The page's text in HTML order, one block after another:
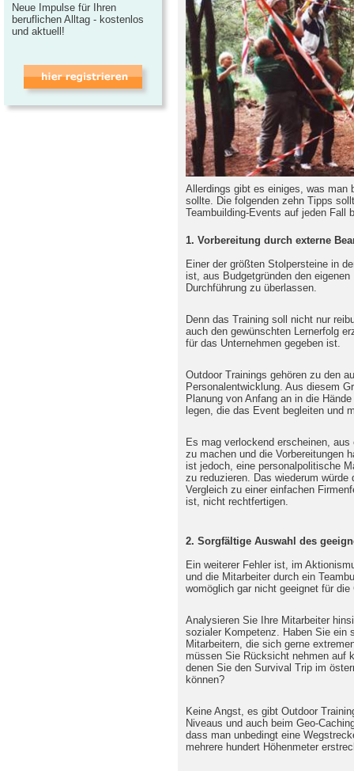
Allerdings gibt es einiges, was man
sollte. Die folgenden zehn Tipps
Teambuilding-Events auf jeden Fall
1. Vorbereitung durch externe
Einer der größten Stolpersteine in
ist, aus Budgetgründen den
Durchführung zu überlassen.
Denn das Training soll nicht nur
auch den gewünschten Lernerfolg
für das Unternehmen gegeben ist.
Outdoor Trainings gehören zu den
Personalentwicklung. Aus diesem
Planung von Anfang an in die
legen, die das Event begleiten und
Es mag verlockend erscheinen,
zu machen und die Vorbereitungen
ist jedoch, eine personalpolitische
zu reduzieren. Das wiederum
Vergleich zu einer einfachen
ist, nicht rechtfertigen.
2. Sorgfältige Auswahl des
Ein weiterer Fehler ist, im
und die Mitarbeiter durch ein
womöglich gar nicht geeignet für die
Analysieren Sie Ihre Mitarbeiter
sozialer Kompetenz. Haben Sie ein
Mitarbeitern, die sich gerne
müssen Sie Rücksicht nehmen auf
denen Sie den Survival Trip im
können?
Keine Angst, es gibt Outdoor
Niveaus und auch beim Geo-
dass man unbedingt eine
mehrere hundert Höhenmeter
Neue Impulse für Ihren
beruflichen Alltag - kostenlos
und aktuell!